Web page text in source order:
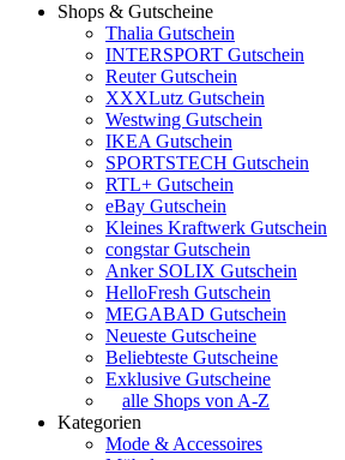
Shops & Gutscheine
Thalia Gutschein
INTERSPORT Gutschein
Reuter Gutschein
XXXLutz Gutschein
Westwing Gutschein
IKEA Gutschein
SPORTSTECH Gutschein
RTL+ Gutschein
eBay Gutschein
Kleines Kraftwerk Gutschein
congstar Gutschein
Anker SOLIX Gutschein
HelloFresh Gutschein
MEGABAD Gutschein
Neueste Gutscheine
Beliebteste Gutscheine
Exklusive Gutscheine
alle Shops von A-Z
Kategorien
Mode & Accessoires